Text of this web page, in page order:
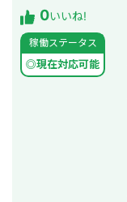
0いいね!
稼働ステータス
◎現在対応可能